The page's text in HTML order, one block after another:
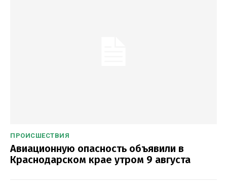
ПРОИСШЕСТВИЯ
Авиационную опасность объявили в
Краснодарском крае утром 9 августа